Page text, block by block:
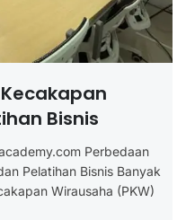
Bisnis
Perbedaan
Pelatihan Bisnis Banyak
Wirausaha (PKW)